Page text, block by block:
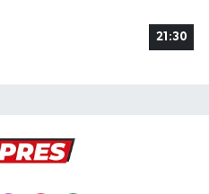
21:30